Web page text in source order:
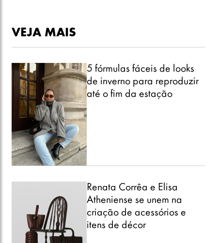
VEJA MAIS
5 fórmulas fáceis de looks
de inverno para reproduzir
até o fim da estação
Renata Corrêa e Elisa
Atheniense se unem na
criação de acessórios e
itens de décor